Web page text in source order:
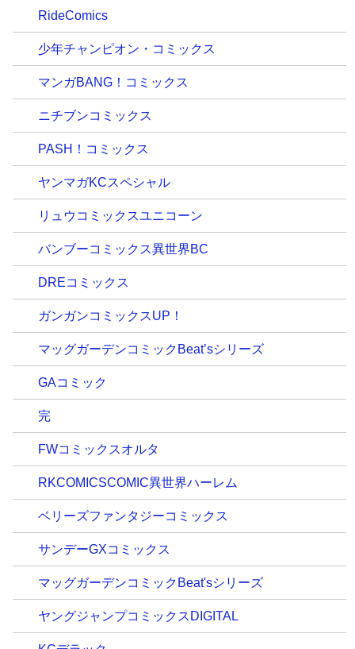
RideComics
少年チャンピオン・コミックス
マンガBANG！コミックス
ニチブンコミックス
PASH！コミックス
ヤンマガKCスペシャル
リュウコミックスユニコーン
バンブーコミックス異世界BC
DREコミックス
ガンガンコミックスUP！
マッグガーデンコミックBeat’sシリーズ
GAコミック
完
FWコミックスオルタ
RKCOMICSCOMIC異世界ハーレム
ベリーズファンタジーコミックス
サンデーGXコミックス
マッグガーデンコミックBeat'sシリーズ
ヤングジャンプコミックスDIGITAL